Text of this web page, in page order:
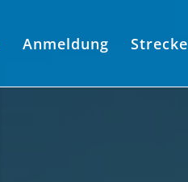
Anmeldung Strecke